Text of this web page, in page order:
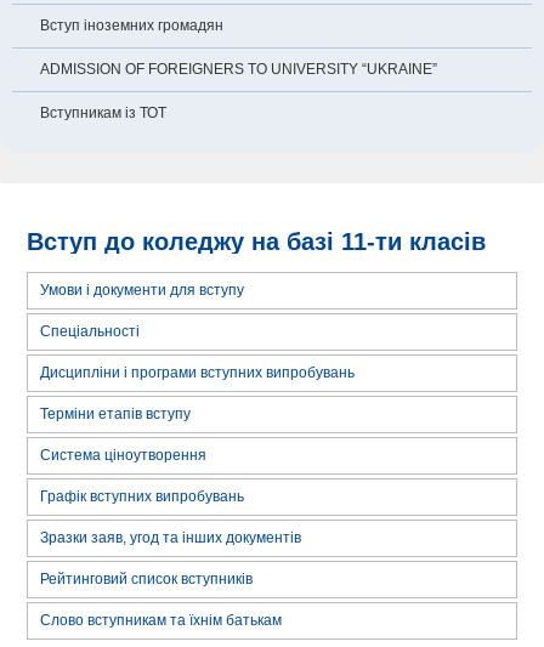
Вступ іноземних громадян
ADMISSION OF FOREIGNERS TO UNIVERSITY “UKRAINE”
Вступникам із ТОТ
Вступ до коледжу на базі 11-ти класів
Умови і документи для вступу
Спеціальності
Дисципліни і програми вступних випробувань
Терміни етапів вступу
Система ціноутворення
Графік вступних випробувань
Зразки заяв, угод та інших документів
Рейтинговий список вступників
Слово вступникам та їхнім батькам